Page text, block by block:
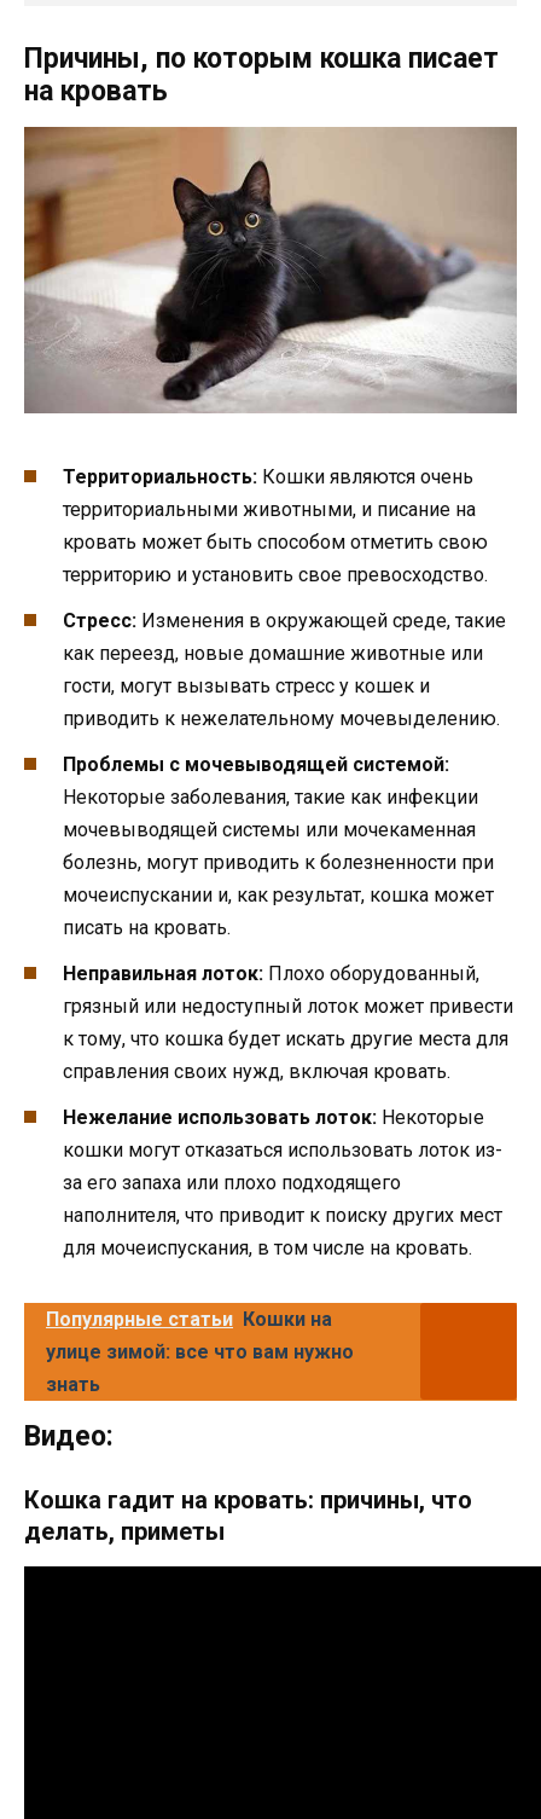
Причины, по которым кошка писает
на кровать
Территориальность: Кошки являются очень
территориальными животными, и писание на
кровать может быть способом отметить свою
территорию и установить свое превосходство.
Стресс: Изменения в окружающей среде, такие
как переезд, новые домашние животные или
гости, могут вызывать стресс у кошек и
приводить к нежелательному мочевыделению.
Проблемы с мочевыводящей системой:
Некоторые заболевания, такие как инфекции
мочевыводящей системы или мочекаменная
болезнь, могут приводить к болезненности при
мочеиспускании и, как результат, кошка может
писать на кровать.
Неправильная лоток: Плохо оборудованный,
грязный или недоступный лоток может привести
к тому, что кошка будет искать другие места для
справления своих нужд, включая кровать.
Нежелание использовать лоток: Некоторые
кошки могут отказаться использовать лоток из-
за его запаха или плохо подходящего
наполнителя, что приводит к поиску других мест
для мочеиспускания, в том числе на кровать.
Популярные статьи Кошки на
улице зимой: все что вам нужно
знать
Видео:
Кошка гадит на кровать: причины, что
делать, приметы